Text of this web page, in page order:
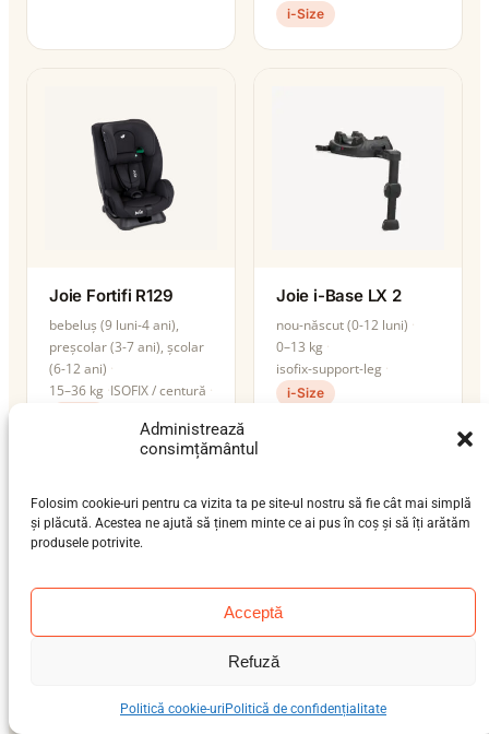
Administrează
consimțământul
Folosim cookie-uri pentru ca vizita ta pe site-ul nostru să fie cât mai simplă
și plăcută. Acestea ne ajută să ținem minte ce ai pus în coș și să îți arătăm
produsele potrivite.
Acceptă
Refuză
Politică cookie-uri Politică de confidențialitate
i-Size
Joie Fortifi R129
bebeluș (9 luni-4 ani),
preșcolar (3-7 ani), școlar
(6-12 ani)
15–36 kg ISOFIX / centură
Joie i-Base LX 2
nou-născut (0-12 luni)
0–13 kg
isofix-support-leg
i-Size
Joie i-Pivot 360